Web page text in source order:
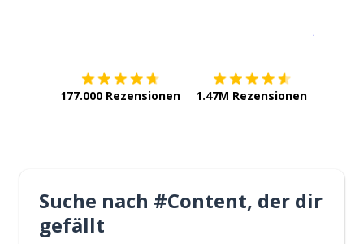
177.000 Rezensionen 1.47M Rezensionen
Suche nach #Content, der dir
gefällt